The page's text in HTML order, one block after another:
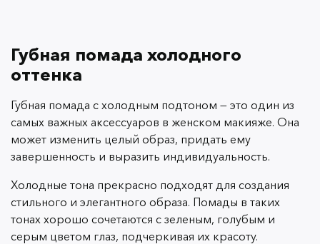
Губная помада холодного
оттенка
Губная помада с холодным подтоном — это один из
самых важных аксессуаров в женском макияже. Она
может изменить целый образ, придать ему
завершенность и выразить индивидуальность.
Холодные тона прекрасно подходят для создания
стильного и элегантного образа. Помады в таких
тонах хорошо сочетаются с зеленым, голубым и
серым цветом глаз, подчеркивая их красоту.